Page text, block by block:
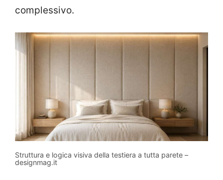
complessivo.
Struttura e logica visiva della testiera a tutta parete –
designmag.it